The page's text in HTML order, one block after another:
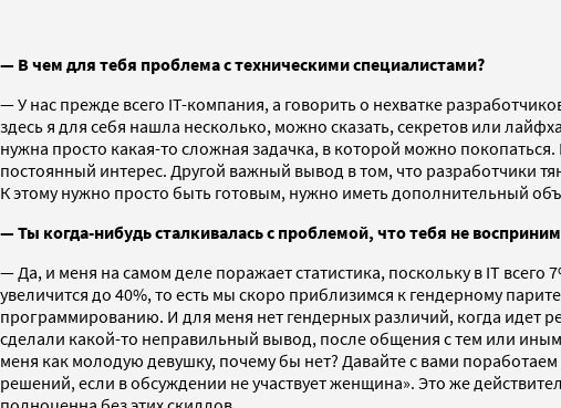
— В чем для тебя проблема с техническими специалистами?
— У нас прежде всего IT-компания, а говорить о нехватке
здесь я для себя нашла несколько, можно сказать, секретов или
нужна просто какая-то сложная задачка, в которой можно
постоянный интерес. Другой важный вывод в том, что разработчики
К этому нужно просто быть готовым, нужно иметь дополнительный
— Ты когда-нибудь сталкивалась с проблемой, что тебя не
— Да, и меня на самом деле поражает статистика, поскольку в IT
увеличится до 40%, то есть мы скоро приблизимся к гендерному
программированию. И для меня нет гендерных различий, когда идет
сделали какой-то неправильный вывод, после общения с тем или
меня как молодую девушку, почему бы нет? Давайте с вами
решений, если в обсуждении не участвует женщина». Это же